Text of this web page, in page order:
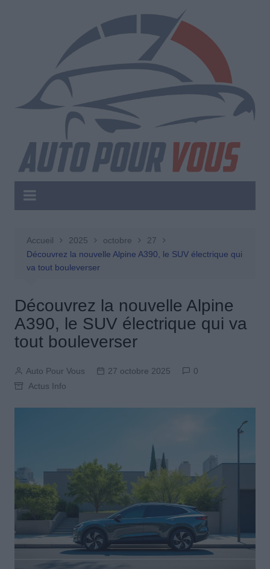
Accueil 2025 octobre
27
Découvrez la nouvelle Alpine A390, le SUV électrique qui
va tout bouleverser
Découvrez la nouvelle Alpine
A390, le SUV électrique qui va
tout bouleverser
Auto Pour Vous 27 octobre 2025
0
Actus Info